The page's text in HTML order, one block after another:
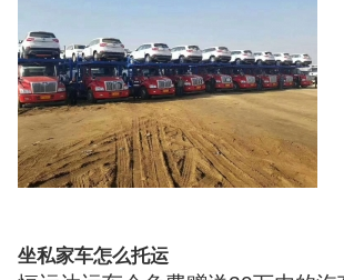
坐私家车怎么托运